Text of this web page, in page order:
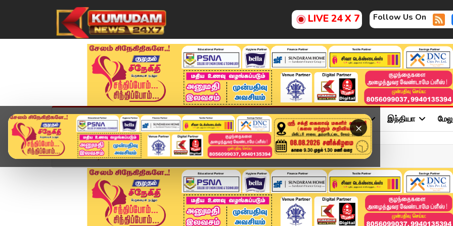
LIVE 24 X 7 Follow Us On
×
முகப்பு விளையாட்டு அண்மை தமிழ்நாடு சினிமா அரசியல் விளையாட்டு இந்தியா
Home வீடியோ ஸ்டோரி District News | June 25 2026 | Tamil News Today...